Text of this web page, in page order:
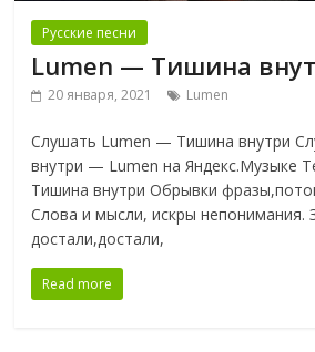
Русские песни
Lumen — Тишина
20 января, 2021 Lumen
Слушать Lumen — Тишина внутри
внутри — Lumen на Яндекс.Музыке
Тишина внутри Обрывки
Слова и мысли, искры непонимания.
достали,достали,
Read more